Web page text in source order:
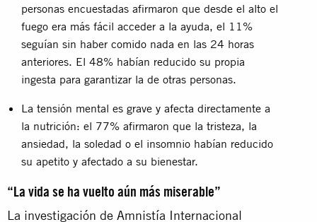
personas encuestadas afirmaron que desde el alto el
fuego era más fácil acceder a la ayuda, el 11%
seguían sin haber comido nada en las 24 horas
anteriores. El 48% habían reducido su propia
ingesta para garantizar la de otras personas.
La tensión mental es grave y afecta directamente a
la nutrición: el 77% afirmaron que la tristeza, la
ansiedad, la soledad o el insomnio habían reducido
su apetito y afectado a su bienestar.
“La vida se ha vuelto aún más miserable”
La investigación de Amnistía Internacional